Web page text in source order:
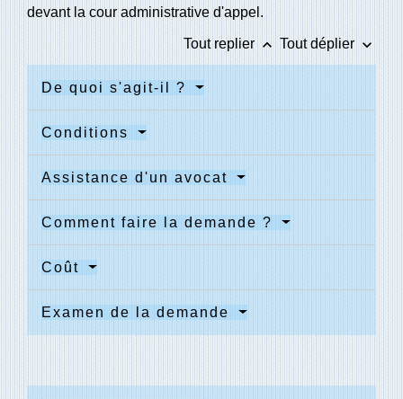
devant la cour administrative d'appel.
Tout replier keyboard_arrow_up Tout déplier keyboard_arrow_down
De quoi s'agit-il ?
Conditions
Assistance d'un avocat
Comment faire la demande ?
Coût
Examen de la demande